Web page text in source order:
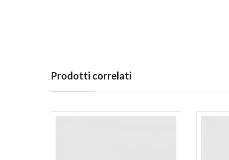
Prodotti correlati